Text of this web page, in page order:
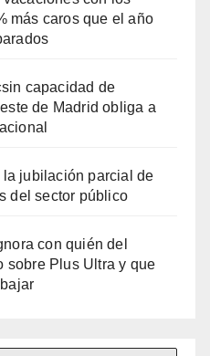
más caros que el año
capacidad de
de Madrid obliga a
jubilación parcial de
del sector público
con quién del
sobre Plus Ultra y que